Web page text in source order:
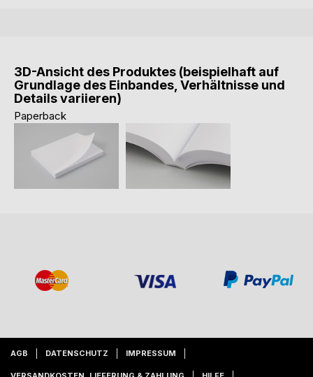
3D-Ansicht des Produktes (beispielhaft auf
Grundlage des Einbandes, Verhältnisse und
Details variieren)
Paperback
AGB DATENSCHUTZ IMPRESSUM